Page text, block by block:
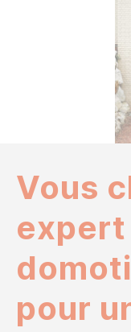
Vous
expert
pour